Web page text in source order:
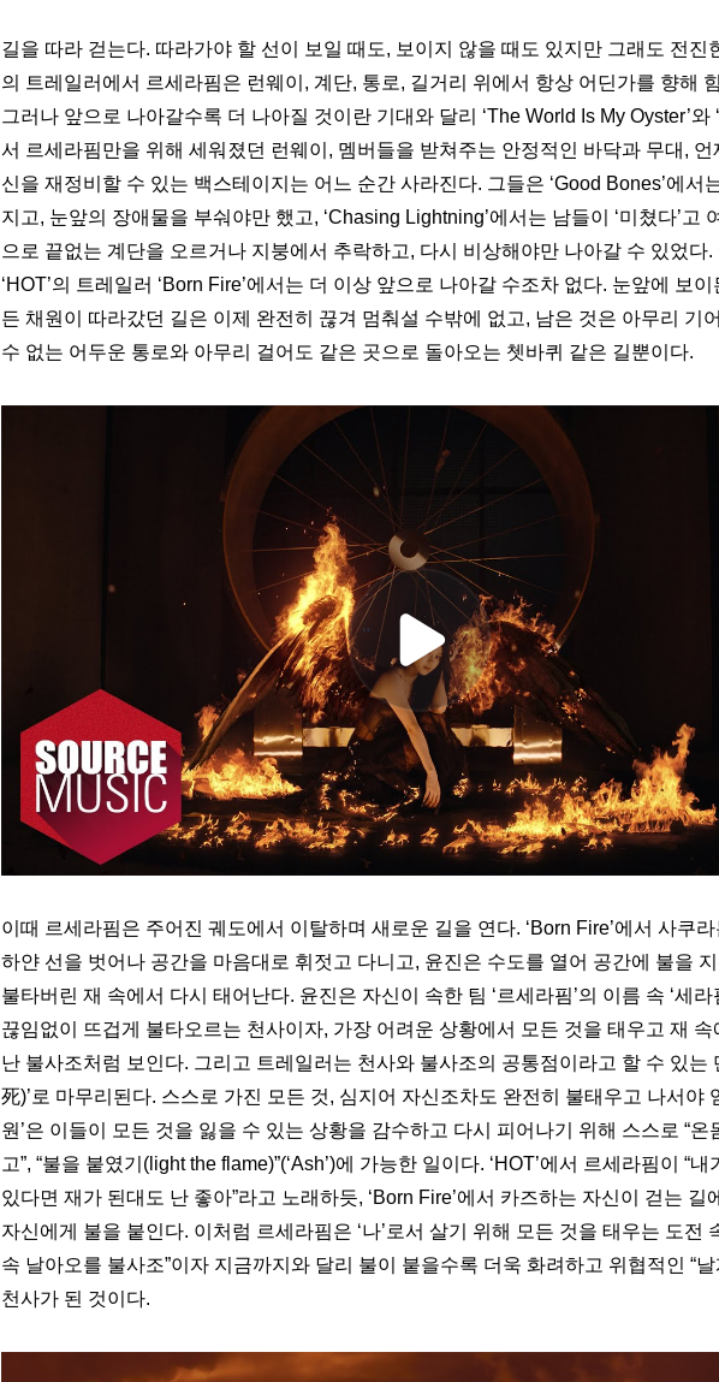
길을 따라 걷는다. 따라가야 할 선이 보일 때도, 보이지 않을 때도 있지만 그래도 전진
의 트레일러에서 르세라핌은 런웨이, 계단, 통로, 길거리 위에서 항상 어딘가를 향해
그러나 앞으로 나아갈수록 더 나아질 것이란 기대와 달리 ‘The World Is My Oyster’와
서 르세라핌만을 위해 세워졌던 런웨이, 멤버들을 받쳐주는 안정적인 바닥과 무대,
신을 재정비할 수 있는 백스테이지는 어느 순간 사라진다. 그들은 ‘Good Bones’에서
지고, 눈앞의 장애물을 부숴야만 했고, ‘Chasing Lightning’에서는 남들이 ‘미쳤다’고
으로 끝없는 계단을 오르거나 지붕에서 추락하고, 다시 비상해야만 나아갈 수 있었다.
‘HOT’의 트레일러 ‘Born Fire’에서는 더 이상 앞으로 나아갈 수조차 없다. 눈앞에 보이
든 채원이 따라갔던 길은 이제 완전히 끊겨 멈춰설 수밖에 없고, 남은 것은 아무리 기
수 없는 어두운 통로와 아무리 걸어도 같은 곳으로 돌아오는 쳇바퀴 같은 길뿐이다.
이때 르세라핌은 주어진 궤도에서 이탈하며 새로운 길을 연다. ‘Born Fire’에서 사쿠
하얀 선을 벗어나 공간을 마음대로 휘젓고 다니고, 윤진은 수도를 열어 공간에 불을 지
불타버린 재 속에서 다시 태어난다. 윤진은 자신이 속한 팀 ‘르세라핌’의 이름 속 ‘세라
끊임없이 뜨겁게 불타오르는 천사이자, 가장 어려운 상황에서 모든 것을 태우고 재 속
난 불사조처럼 보인다. 그리고 트레일러는 천사와 불사조의 공통점이라고 할 수 있는
死)’로 마무리된다. 스스로 가진 모든 것, 심지어 자신조차도 완전히 불태우고 나서야
원’은 이들이 모든 것을 잃을 수 있는 상황을 감수하고 다시 피어나기 위해 스스로 “온
고”, “불을 붙였기(light the flame)”(‘Ash’)에 가능한 일이다. ‘HOT’에서 르세라핌이 “
있다면 재가 된대도 난 좋아”라고 노래하듯, ‘Born Fire’에서 카즈하는 자신이 걷는 길
자신에게 불을 붙인다. 이처럼 르세라핌은 ‘나’로서 살기 위해 모든 것을 태우는 도전
속 날아오를 불사조”이자 지금까지와 달리 불이 붙을수록 더욱 화려하고 위협적인 “날
천사가 된 것이다.